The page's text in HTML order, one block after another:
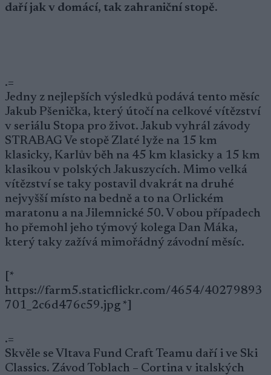
daří jak v domácí, tak zahraniční stopě.
.=
Jedny z nejlepších výsledků podává tento měsíc
Jakub Pšenička, který útočí na celkové vítězství
v seriálu Stopa pro život. Jakub vyhrál závody
STRABAG Ve stopě Zlaté lyže na 15 km
klasicky, Karlův běh na 45 km klasicky a 15 km
klasikou v polských Jakuszycích. Mimo velká
vítězství se taky postavil dvakrát na druhé
nejvyšší místo na bedně a to na Orlickém
maratonu a na Jilemnické 50. V obou případech
ho přemohl jeho týmový kolega Dan Máka,
který taky zažívá mimořádný závodní měsíc.
[*
https://farm5.staticflickr.com/4654/40279893
701_2c6d476c59.jpg *]
.=
Skvěle se Vltava Fund Craft Teamu daří i ve Ski
Classics. Závod Toblach – Cortina v italských